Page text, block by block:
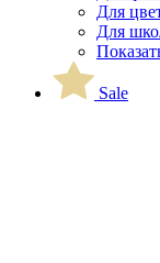
Для
Для
Sale